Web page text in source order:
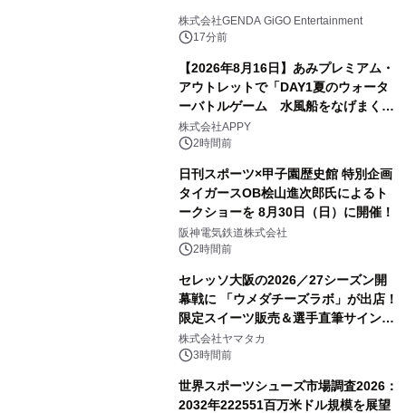
株式会社GENDA GiGO Entertainment
17分前
【2026年8月16日】あみプレミアム・
アウトレットで「DAY1夏のウォータ
ーバトルゲーム 水風船をなげまくろ
う！」を開催
株式会社APPY
2時間前
日刊スポーツ×甲子園歴史館 特別企画
タイガースOB桧山進次郎氏によるト
ークショーを 8月30日（日）に開催！
阪神電気鉄道株式会社
2時間前
セレッソ大阪の2026／27シーズン開
幕戦に 「ウメダチーズラボ」が出店！
限定スイーツ販売＆選手直筆サイング
ッズが当たる抽選会を 8月8日に開催
株式会社ヤマタカ
3時間前
世界スポーツシューズ市場調査2026：
2032年222551百万米ドル規模を展望